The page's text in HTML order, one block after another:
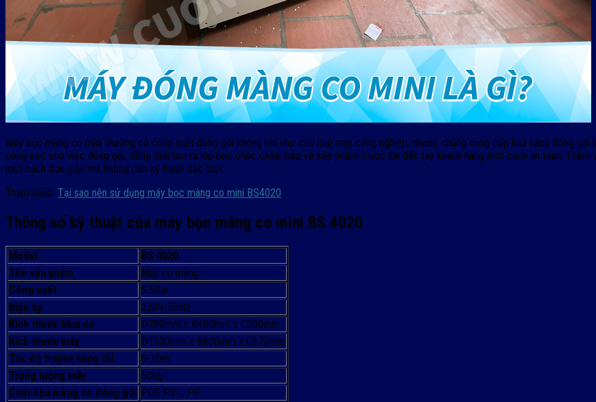
Máy bọc màng co mini thường có công suất đóng gói không lớn như các loại máy công nghiệp, nhưng chúng cung cấp khả năng đóng
công sức cho việc đóng gói, đồng thời tạo ra lớp bọc chắc chắn, bảo vệ sản phẩm trước khi đến tay khách hàng một cách an toàn.
một cách đơn giản mà không cần kỹ thuật đặc biệt.
Tham khảo: Tại sao nên sử dụng máy bọc màng co mini BS4020
Thông số kỹ thuật của máy bọc màng co mini BS 4020
Model
BS 4020
Tên sản phẩm
Máy co màng
Công suất
5.5Kw
Điện áp
220V-50Hz
Kích thước hầm co
D780mm x R400mm x C200mm
Kích thước máy
D1100mm x R600mm x C670mm
Tốc độ truyền băng tải
0-10m
Trọng lượng máy
50kg
Chất liệu màng co đóng gói POF, PVC, PP…